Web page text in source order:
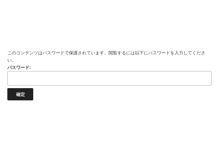
このコンテンツはパスワードで保護されています。閲覧するには以下にパスワードを入力してくださ
い。
パスワード: